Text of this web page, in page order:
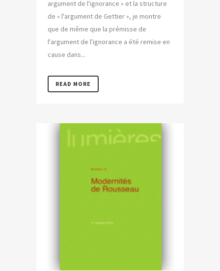
argument de l'ignorance » et la structure
de « l'argument de Gettier », je montre
que de même que la prémisse de
l'argument de l'ignorance a été remise en
cause dans...
READ MORE